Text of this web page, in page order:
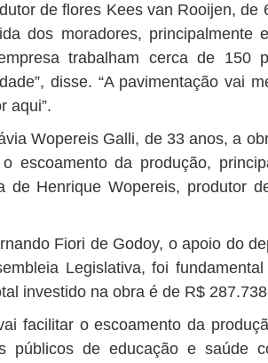
de flores Kees van Rooijen, de
dos moradores, principalmente
trabalham cerca de 150
disse. “A pavimentação vai
aqui”.
Wopereis Galli, de 33 anos, a
escoamento da produção,
de Henrique Wopereis, produtor
Fiori de Godoy, o apoio do
Legislativa, foi
investido na obra é de R$
facilitar o escoamento da
públicos de educação e saúde